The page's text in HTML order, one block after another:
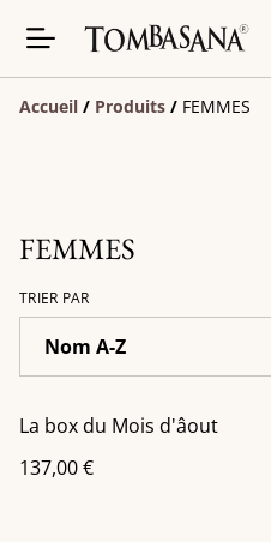
Accueil / Produits / FEMMES
FEMMES
TRIER PAR
La box du Mois d'âout
137,00 €